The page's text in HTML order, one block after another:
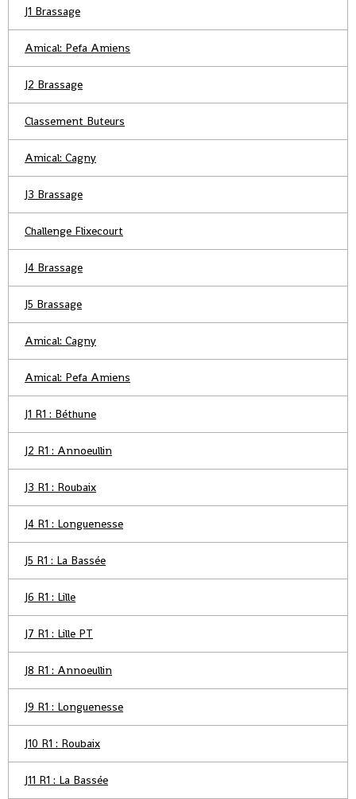
J1 Brassage
Amical: Pefa Amiens
J2 Brassage
Classement Buteurs
Amical: Cagny
J3 Brassage
Challenge Flixecourt
J4 Brassage
J5 Brassage
Amical: Cagny
Amical: Pefa Amiens
J1 R1 : Béthune
J2 R1 : Annoeullin
J3 R1 : Roubaix
J4 R1 : Longuenesse
J5 R1 : La Bassée
J6 R1 : Lille
J7 R1 : Lille PT
J8 R1 : Annoeullin
J9 R1 : Longuenesse
J10 R1 : Roubaix
J11 R1 : La Bassée